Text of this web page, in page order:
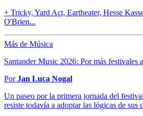
+ Tricky, Yard Act, Eartheater, Hesse
O'Brien...
Más de Música
Santander Music 2026: Por más festivales
PorJan Luca Nogal
Un paseo por la primera jornada del
resiste todavía a adoptar las lógicas de sus